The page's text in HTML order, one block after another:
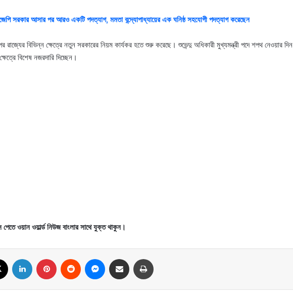
সরকার আসার পর আরও একটি পদত্যাগ, মমতা বন্দ্যোপাধ্যায়ের এক ঘনিষ্ঠ সহযোগী পদত্যাগ করেছেন
রাজ্যের বিভিন্ন ক্ষেত্রে নতুন সরকারের নিয়ম কার্যকর হতে শুরু করেছে। শুভেন্দু অধিকারী মুখ্যমন্ত্রী পদে শপথ নেওয়ার দিন
বিশেষ নজরদারি দিচ্ছেন।
ওয়ান ওয়ার্ল্ড নিউজ বাংলার সাথে যুক্ত থাকুন।